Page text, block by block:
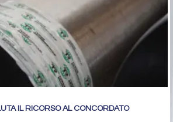
IL RICORSO AL CONCORDATO